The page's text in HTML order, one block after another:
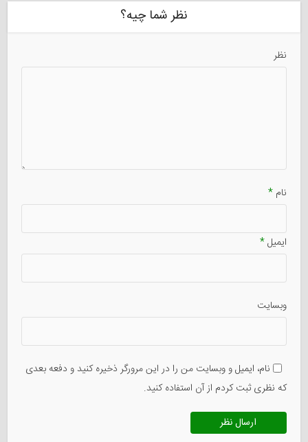
نظر شما چیه؟
نظر
نام*
ایمیل*
وبسایت
نام، ایمیل و وبسایت من را در این مرورگر ذخیره کنید و دفعه بعدی
که نظری ثبت کردم از آن استفاده کنید.